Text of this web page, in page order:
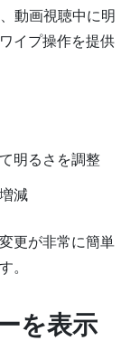
動画視聴中に明
イプ操作を提供
明るさを調整
減
更が非常に簡単
。
を表示